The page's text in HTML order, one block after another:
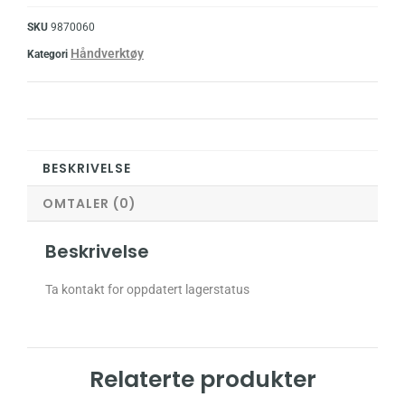
SKU 9870060
Kategori Håndverktøy
BESKRIVELSE
OMTALER (0)
Beskrivelse
Ta kontakt for oppdatert lagerstatus
Relaterte produkter